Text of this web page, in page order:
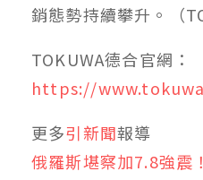
銷態勢持續攀升。（
TOKUWA德合官網：
https://
更多引新聞報導
俄羅斯堪察加7.8強震